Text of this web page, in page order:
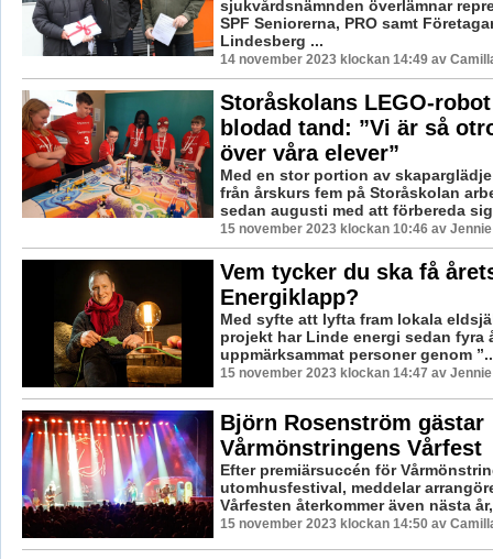
sjukvårdsnämnden överlämnar
SPF Seniorerna, PRO samt
Lindesberg ...
14 november 2023 klockan 14:49 av
Storåskolans LEGO-
blodad tand: ”Vi är så
över våra elever”
Med en stor portion av
från årskurs fem på Storåskolan
sedan augusti med att förbereda
15 november 2023 klockan 10:46 av
Vem tycker du ska få
Energiklapp?
Med syfte att lyfta fram lokala
projekt har Linde energi sedan fyra
uppmärksammat personer genom
15 november 2023 klockan 14:47 av
Björn Rosenström gästar
Vårmönstringens Vårfest
Efter premiärsuccén för
utomhusfestival, meddelar
Vårfesten återkommer även nästa
15 november 2023 klockan 14:50 av